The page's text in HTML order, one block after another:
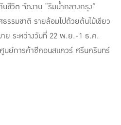
ชีวิต จัดงาน “ริมน้ำกลางกรุง”
ธรรมชาติ รายล้อมไปด้วยต้นไม้เขียว
ย ระหว่างวันที่ 22 พ.ย.-1 ธ.ค.
นย์การค้าซีคอนสแควร์ ศรีนครินทร์